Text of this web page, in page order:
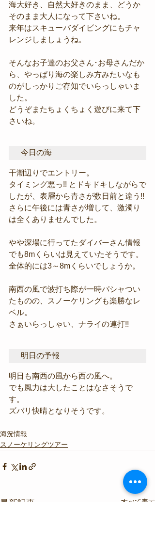
海大好き、自然大好きのまま、どうか
そのまま大人になって下さいね。
来年はスキューバダイビングにもチャ
レンジしましょうね。
そんなお子達のお父さん･お母さんだか
ら、やっぱり海の楽しみ方みたいなも
のがしっかりご存知でいらっしゃいま
した。
どうぞまたちょくちょく遊びに来て下
さいね。
今日の海
干潮辺りでエントリー。
タイミング悪っ!! とドキドキしながらで
したが、表層から青さが数日前と違う!!
さらに午後には青さが増して、激濁り
は全くありませんでした。
やや深場に行ってたダイバーさん情報
でも8mくらいは見えていたそうです。
全体的には3～8mくらいでしょうか。
南西の風で波打ち際が一時パシャつい
たものの、スノーケリングも楽勝なレ
ベル。
さぁいらっしゃい、ナライの連打!!
明日の予報
明日も南西の風から西の風へ。
でも風力は大したことはなさそうで
す。
ズバリ快晴となりそうです。
海況情報
スノーケリングツアー
最新記事 すべて表示